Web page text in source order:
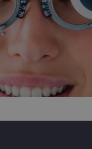
„Django“ žiniatinklio kūrimo
vartotojams atskirti, atsitiktinai
kliento identifikatoriui.
paslauga naudoja lankytojų